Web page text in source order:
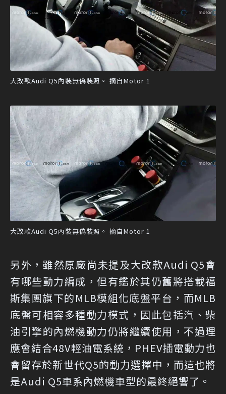
大改款Audi Q5內裝無偽裝照。 摘自Motor 1
大改款Audi Q5內裝無偽裝照。 摘自Motor 1
另外，雖然原廠尚未提及大改款Audi Q5會
有哪些動力編成，但有鑑於其仍舊將搭載福
斯集團旗下的MLB模組化底盤平台，而MLB
底盤可相容多種動力模式，因此包括汽、柴
油引擎的內燃機動力仍將繼續使用，不過理
應會結合48V輕油電系統，PHEV插電動力也
會留存於新世代Q5的動力選擇中，而這也將
是Audi Q5車系內燃機車型的最終絕響了。